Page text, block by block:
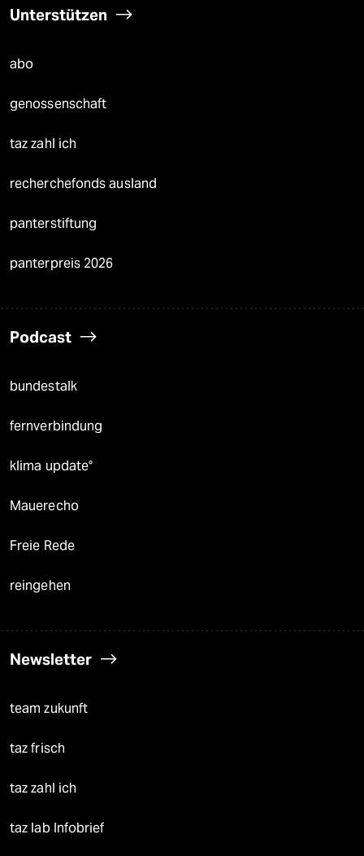
Unterstützen
abo
genossenschaft
taz zahl ich
recherchefonds ausland
panterstiftung
panterpreis 2026
Podcast
bundestalk
fernverbindung
klima update°
Mauerecho
Freie Rede
reingehen
Newsletter
team zukunft
taz frisch
taz zahl ich
taz lab Infobrief